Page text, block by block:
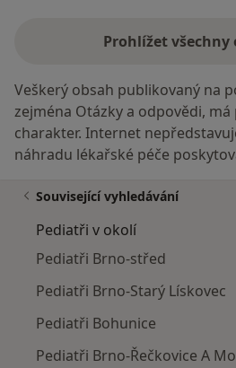
Prohlížet všechny
Veškerý obsah publikovaný na
zejména Otázky a odpovědi,
charakter. Internet
náhradu lékařské péče
Související vyhledávání
Pediatři v okolí
Pediatři Brno-střed
Pediatři Brno-Starý Lískovec
Pediatři Bohunice
Pediatři Brno-Řečkovice A